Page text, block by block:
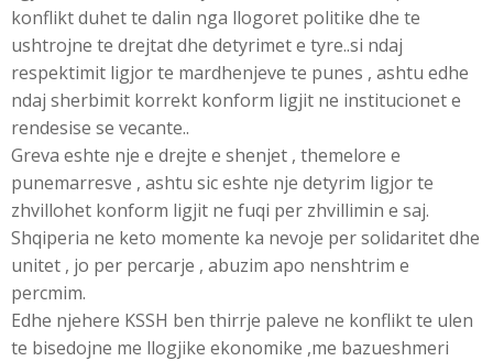
konflikt duhet te dalin nga llogoret politike dhe te
ushtrojne te drejtat dhe detyrimet e tyre..si ndaj
respektimit ligjor te mardhenjeve te punes , ashtu edhe
ndaj sherbimit korrekt konform ligjit ne institucionet e
rendesise se vecante..
Greva eshte nje e drejte e shenjet , themelore e
punemarresve , ashtu sic eshte nje detyrim ligjor te
zhvillohet konform ligjit ne fuqi per zhvillimin e saj.
Shqiperia ne keto momente ka nevoje per solidaritet dhe
unitet , jo per percarje , abuzim apo nenshtrim e
percmim.
Edhe njehere KSSH ben thirrje paleve ne konflikt te ulen
te bisedojne me llogjike ekonomike ,me bazueshmeri